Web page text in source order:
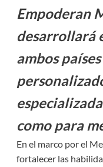
Empoderan
desarrollará
ambos países
como para
En el marco por el
fortalecer las